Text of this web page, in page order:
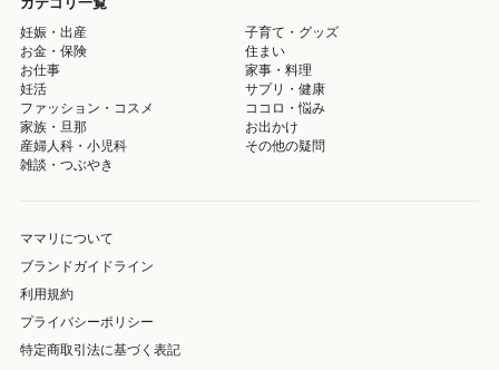
妊娠・出産
子育て・グッズ
お金・保険
住まい
お仕事
家事・料理
妊活
サプリ・健康
ファッション・コスメ
ココロ・悩み
家族・旦那
お出かけ
産婦人科・小児科
その他の疑問
雑談・つぶやき
ママリについて
ブランドガイドライン
利用規約
プライバシーポリシー
特定商取引法に基づく表記